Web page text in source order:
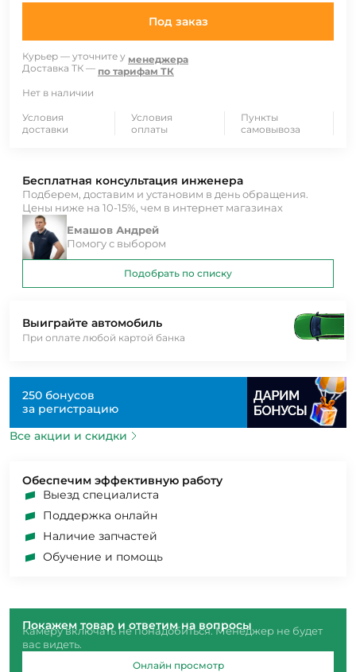
Под заказ
Курьер — уточните у менеджера
Доставка ТК — по тарифам ТК
Нет в наличии
Условия
доставки
Условия
оплаты
Пункты
самовывоза
Выиграйте автомобиль
При оплате любой картой банка
250 бонусов
за регистрацию
Все акции и скидки
Обеспечим эффективную работу
Выезд специалиста
Поддержка онлайн
Наличие запчастей
Обучение и помощь
Покажем товар и ответим на вопросы
Камеру включать не понадобиться. Менеджер не будет
вас видеть.
Онлайн просмотр
Бесплатная консультация инженера
Подберем, доставим и установим в день обращения.
Цены ниже на 10-15%, чем в интернет магазинах
Емашов Андрей
Помогу с выбором
Подобрать по списку